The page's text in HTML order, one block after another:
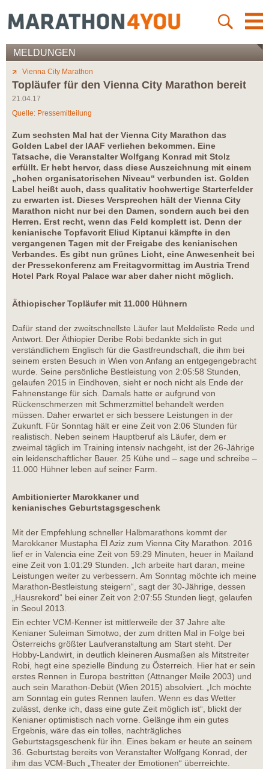
MELDUNGEN
Vienna City Marathon
Topläufer für den Vienna City Marathon bereit
21.04.17
Quelle: Pressemitteilung
Zum sechsten Mal hat der Vienna City Marathon das
Golden Label der IAAF verliehen bekommen. Eine
Tatsache, die Veranstalter Wolfgang Konrad mit Stolz
erfüllt. Er hebt hervor, dass diese Auszeichnung mit einem
„hohen organisatorischen Niveau“ verbunden ist. Golden
Label heißt auch, dass qualitativ hochwertige Starterfelder
zu erwarten ist. Dieses Versprechen hält der Vienna City
Marathon nicht nur bei den Damen, sondern auch bei den
Herren. Erst recht, wenn das Feld komplett ist. Denn der
kenianische Topfavorit Eliud Kiptanui kämpfte in den
vergangenen Tagen mit der Freigabe des kenianischen
Verbandes. Es gibt nun grünes Licht, eine Anwesenheit bei
der Pressekonferenz am Freitagvormittag im Austria Trend
Hotel Park Royal Palace war aber daher nicht möglich.
Äthiopischer Topläufer mit 11.000 Hühnern
Dafür stand der zweitschnellste Läufer laut Meldeliste Rede und
Antwort. Der Äthiopier Deribe Robi bedankte sich in gut
verständlichem Englisch für die Gastfreundschaft, die ihm bei
seinem ersten Besuch in Wien von Anfang an entgegengebracht
wurde. Seine persönliche Bestleistung von 2:05:58 Stunden,
gelaufen 2015 in Eindhoven, sieht er noch nicht als Ende der
Fahnenstange für sich. Damals hatte er aufgrund von
Rückenschmerzen mit Schmerzmittel behandelt werden
müssen. Daher erwartet er sich bessere Leistungen in der
Zukunft. Für Sonntag hält er eine Zeit von 2:06 Stunden für
realistisch. Neben seinem Hauptberuf als Läufer, dem er
zweimal täglich im Training intensiv nachgeht, ist der 26-Jährige
ein leidenschaftlicher Bauer. 25 Kühe und – sage und schreibe –
11.000 Hühner leben auf seiner Farm.
Ambitionierter Marokkaner und
kenianisches Geburtstagsgeschenk
Mit der Empfehlung schneller Halbmarathons kommt der
Marokkaner Mustapha El Aziz zum Vienna City Marathon. 2016
lief er in Valencia eine Zeit von 59:29 Minuten, heuer in Mailand
eine Zeit von 1:01:29 Stunden. „Ich arbeite hart daran, meine
Leistungen weiter zu verbessern. Am Sonntag möchte ich meine
Marathon-Bestleistung steigern“, sagt der 30-Jährige, dessen
„Hausrekord“ bei einer Zeit von 2:07:55 Stunden liegt, gelaufen
in Seoul 2013.
Ein echter VCM-Kenner ist mittlerweile der 37 Jahre alte
Kenianer Suleiman Simotwo, der zum dritten Mal in Folge bei
Österreichs größter Laufveranstaltung am Start steht. Der
Hobby-Landwirt, in deutlich kleineren Ausmaßen als Mitstreiter
Robi, hegt eine spezielle Bindung zu Österreich. Hier hat er sein
erstes Rennen in Europa bestritten (Attnanger Meile 2003) und
auch sein Marathon-Debüt (Wien 2015) absolviert. „Ich möchte
am Sonntag ein gutes Rennen laufen. Wenn es das Wetter
zulässt, denke ich, dass eine gute Zeit möglich ist“, blickt der
Kenianer optimistisch nach vorne. Gelänge ihm ein gutes
Ergebnis, wäre das ein tolles, nachträgliches
Geburtstagsgeschenk für ihn. Eines bekam er heute an seinem
36. Geburtstag bereits von Veranstalter Wolfgang Konrad, der
ihm das VCM-Buch „Theater der Emotionen“ überreichte.